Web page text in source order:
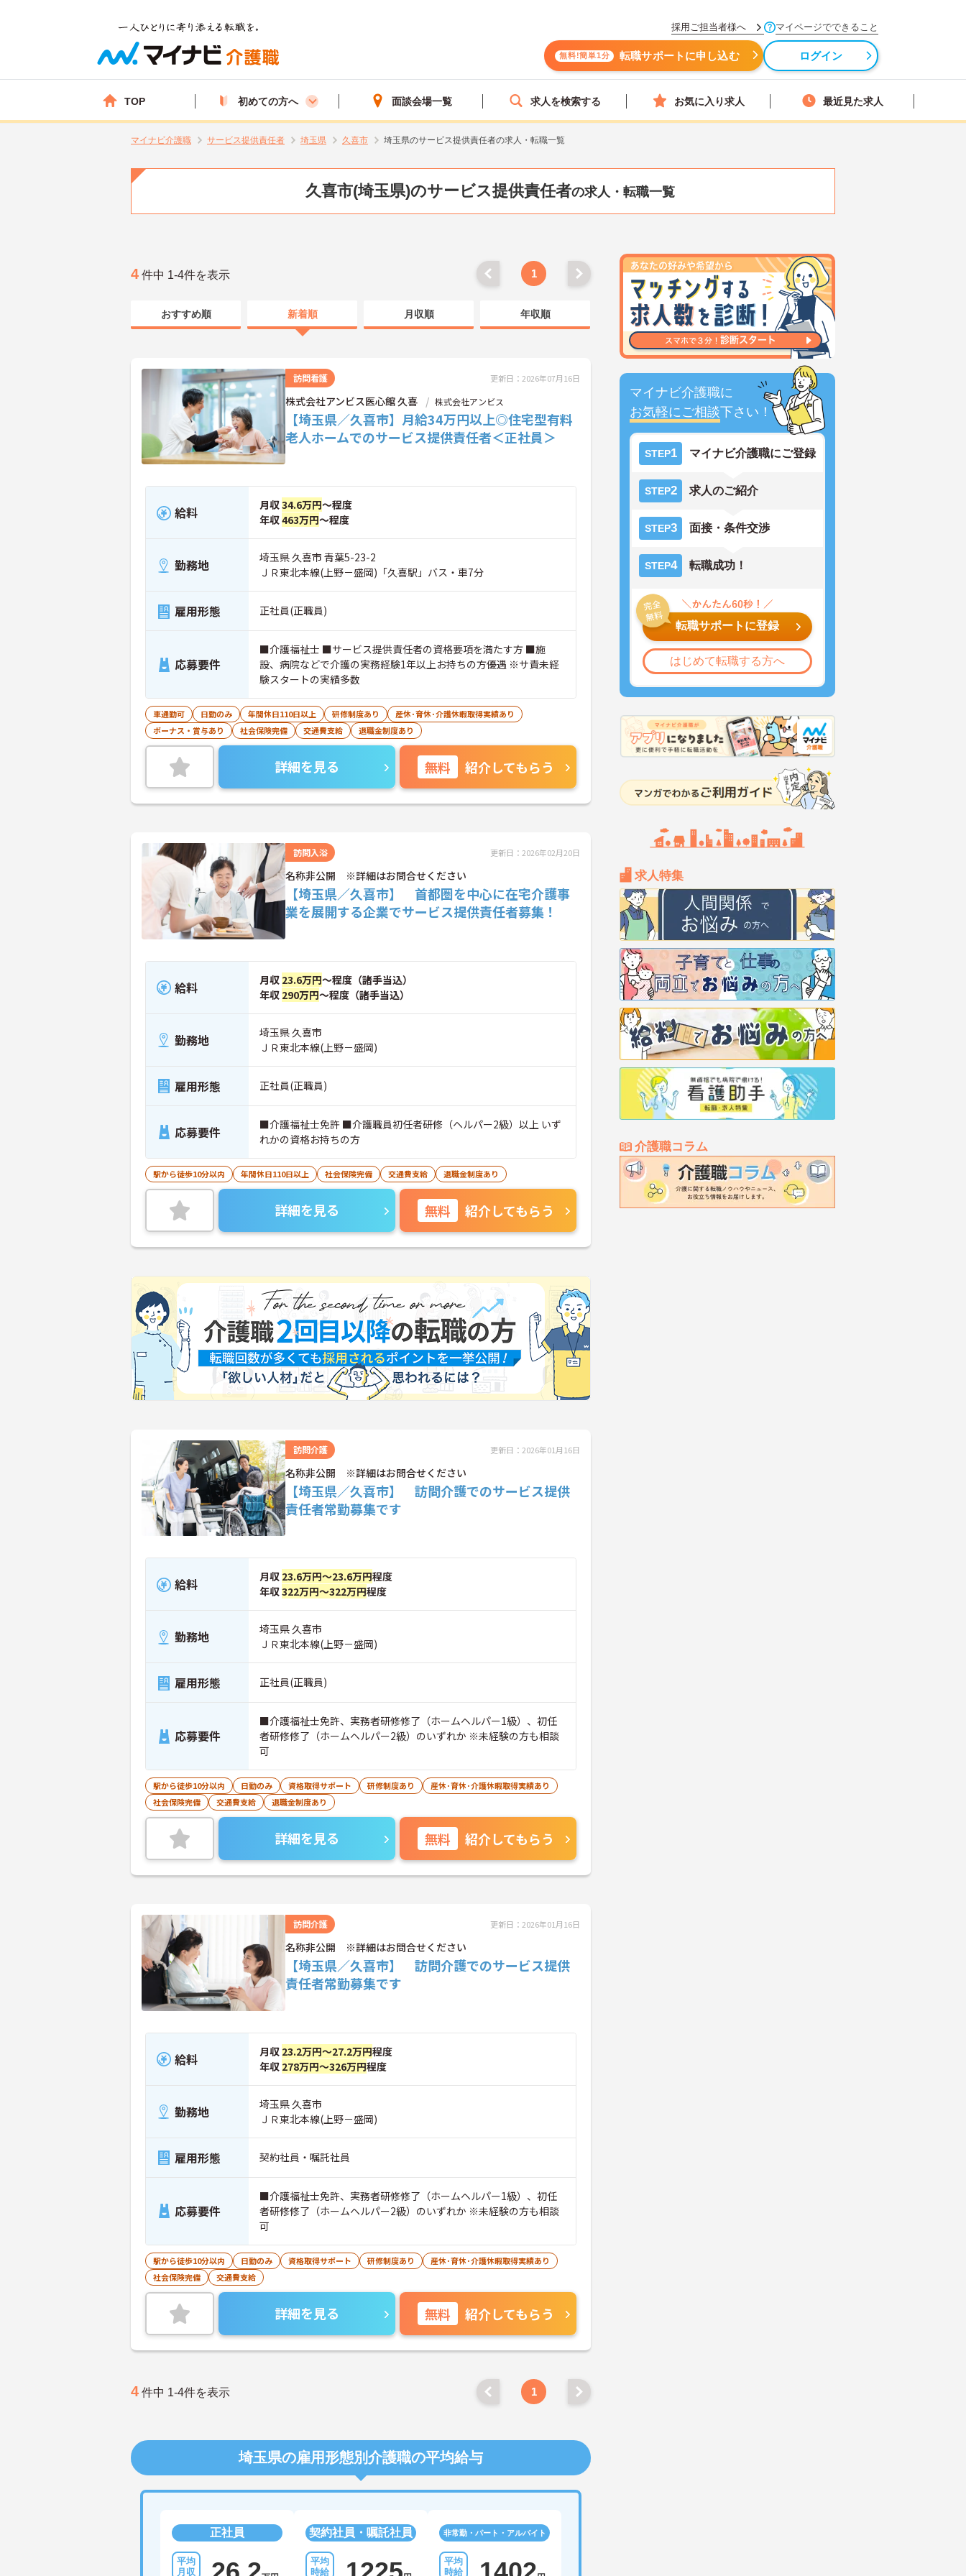
採用ご担当者様へ マイページでできること
無料!簡単1分 転職サポートに申し込む ログイン
TOP 初めての方へ 面談会場一覧 求人を検索する お気に入り求人 最近見た求人
マイナビ介護職 サービス提供責任者 埼玉県 久喜市 埼玉県のサービス提供責任者の求人・転職一覧
久喜市(埼玉県)のサービス提供責任者の求人・転職一覧
マイナビ介護職に
お気軽にご相談下さい！
STEP1 マイナビ介護職にご登録
STEP2 求人のご紹介
STEP3 面接・条件交渉
STEP4 転職成功！
転職サポートに登録
はじめて転職する方へ
求人特集
介護職コラム
4 件中 1-4件を表示 1
おすすめ順 新着順 月収順 年収順
訪問看護 更新日：2026年07月16日
株式会社アンビス医心館 久喜 株式会社アンビス
【埼玉県／久喜市】月給34万円以上◎住宅型有料
老人ホームでのサービス提供責任者＜正社員＞
給料 月収34.6万円～程度
年収463万円～程度
勤務地
埼玉県 久喜市 青葉5-23-2
ＪＲ東北本線(上野－盛岡)「久喜駅」バス・車7分
雇用形態 正社員(正職員)
応募要件
■介護福祉士 ■サービス提供責任者の資格要項を満たす方 ■施
設、病院などで介護の実務経験1年以上お持ちの方優遇 ※サ責未経
験スタートの実績多数
車通勤可 日勤のみ 年間休日110日以上 研修制度あり
産休･育休･介護休暇取得実績あり
ボーナス・賞与あり
社会保険完備 交通費支給 退職金制度あり
詳細を見る 無料 紹介してもらう
訪問入浴 更新日：2026年02月20日
名称非公開 ※詳細はお問合せください
【埼玉県／久喜市】 首都圏を中心に在宅介護事
業を展開する企業でサービス提供責任者募集！
給料 月収 23.6万円～程度（諸手当込）
年収 290万円～程度（諸手当込）
勤務地
埼玉県 久喜市
ＪＲ東北本線(上野－盛岡)
雇用形態 正社員(正職員)
応募要件
■介護福祉士免許 ■介護職員初任者研修（ヘルパー2級）以上 いず
れかの資格お持ちの方
駅から徒歩10分以内 年間休日110日以上 社会保険完備 交通費支給 退職金制度あり
詳細を見る 無料 紹介してもらう
訪問介護 更新日：2026年01月16日
名称非公開 ※詳細はお問合せください
【埼玉県／久喜市】 訪問介護でのサービス提供
責任者常勤募集です
給料 月収 23.6万円～23.6万円程度
年収322万円～322万円程度
勤務地
埼玉県 久喜市
ＪＲ東北本線(上野－盛岡)
雇用形態 正社員(正職員)
応募要件
■介護福祉士免許、実務者研修修了（ホームヘルパー1級）、初任
者研修修了（ホームヘルパー2級）のいずれか ※未経験の方も相談
可
駅から徒歩10分以内 日勤のみ 資格取得サポート 研修制度あり
産休･育休･介護休暇取得実績あり
社会保険完備
交通費支給 退職金制度あり
詳細を見る 無料 紹介してもらう
訪問介護 更新日：2026年01月16日
名称非公開 ※詳細はお問合せください
【埼玉県／久喜市】 訪問介護でのサービス提供
責任者常勤募集です
給料 月収 23.2万円～27.2万円程度
年収 278万円～326万円程度
勤務地
埼玉県 久喜市
ＪＲ東北本線(上野－盛岡)
雇用形態 契約社員・嘱託社員
応募要件
■介護福祉士免許、実務者研修修了（ホームヘルパー1級）、初任
者研修修了（ホームヘルパー2級）のいずれか ※未経験の方も相談
可
駅から徒歩10分以内 日勤のみ 資格取得サポート 研修制度あり
産休･育休･介護休暇取得実績あり
社会保険完備
交通費支給
詳細を見る 無料 紹介してもらう
4 件中 1-4件を表示 1
埼玉県の雇用形態別介護職の平均給与
正社員 契約社員・嘱託社員 非常勤・パート・アルバイト